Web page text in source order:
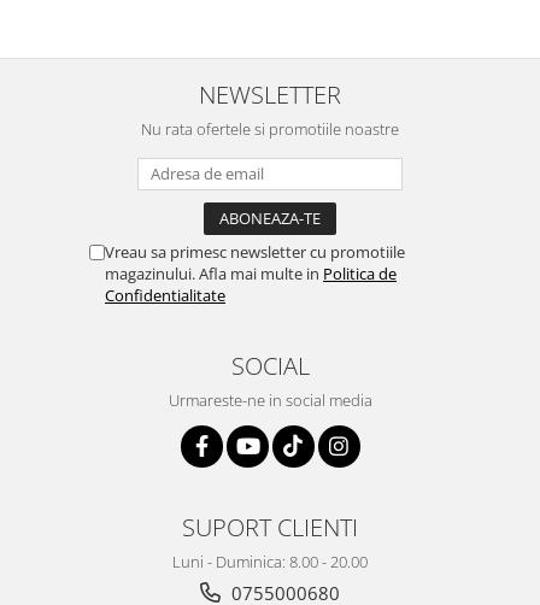
NEWSLETTER
Nu rata ofertele si promotiile noastre
Vreau sa primesc newsletter cu promotiile
magazinului. Afla mai multe in Politica de
Confidentialitate
SOCIAL
Urmareste-ne in social media
SUPORT CLIENTI
Luni - Duminica: 8.00 - 20.00
0755000680